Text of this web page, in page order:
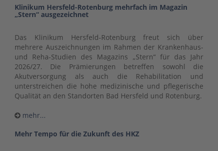
Klinikum Hersfeld-Rotenburg mehrfach im Magazin
„Stern“ ausgezeichnet
Das Klinikum Hersfeld-Rotenburg freut sich über
mehrere Auszeichnungen im Rahmen der Krankenhaus-
und Reha-Studien des Magazins „Stern“ für das Jahr
2026/27. Die Prämierungen betreffen sowohl die
Akutversorgung als auch die Rehabilitation und
unterstreichen die hohe medizinische und pflegerische
Qualität an den Standorten Bad Hersfeld und Rotenburg.
mehr...
Mehr Tempo für die Zukunft des HKZ